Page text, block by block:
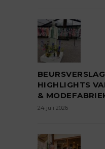
HIGHLIGHTS
&
24 juli 2026